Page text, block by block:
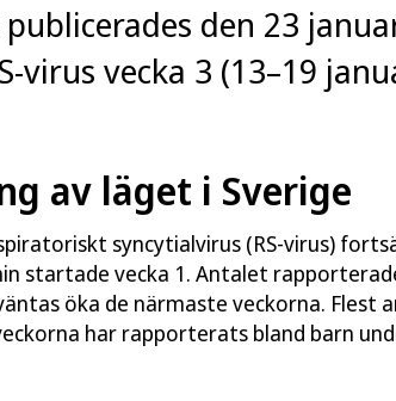
den 23
virus vecka 3 (13–19
av läget i Sverige
syncytialvirus (RS-virus)
startade vecka 1. Antalet
öka de närmaste veckorna. Flest
har rapporterats bland barn